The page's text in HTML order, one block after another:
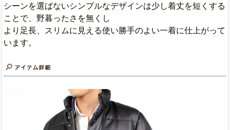
シーンを選ばないシンプルなデザインは少し着丈を短くする
ことで、野暮ったさを無くし
より足長、スリムに見える使い勝手のよい一着に仕上がって
います。